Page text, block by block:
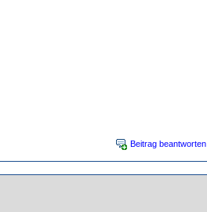
Beitrag beantworten